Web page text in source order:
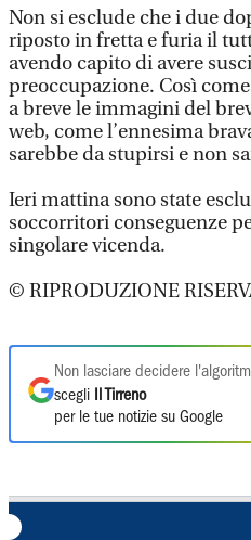
Non si esclude che i due
riposto in fretta e furia il
avendo capito di avere
preoccupazione. Così
a breve le immagini del
web, come l’ennesima
sarebbe da stupirsi e non
Ieri mattina sono state
soccorritori conseguenze
singolare vicenda.
© RIPRODUZIONE
Non lasciare decidere
scegli
Il Tirreno
per le tue notizie su Google